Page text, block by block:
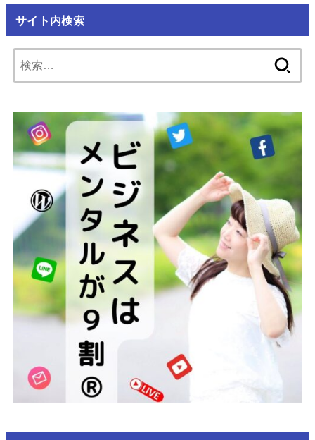
サイト内検索
索: